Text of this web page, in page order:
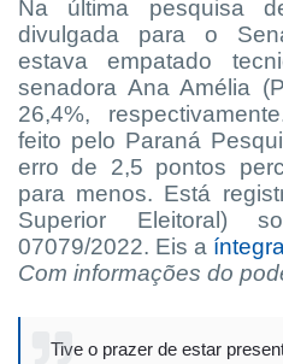
Na última pesquisa
divulgada para o
estava empatado
senadora Ana Amélia
26,4%,
feito pelo Paraná
erro de 2,5 pontos
para menos. Está
Superior Eleitoral)
07079/2022. Eis a íntegra
Com informações do
Tive o prazer de estar